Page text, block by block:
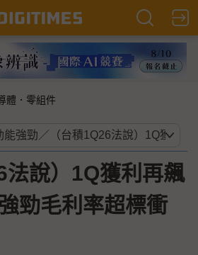
體．零組件
法說）1Q獲利再飆
勁毛利率超標衝